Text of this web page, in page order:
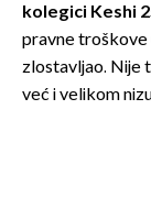
kolegici Keshi
pravne troškove
zlostavljao. Nije
već i velikom